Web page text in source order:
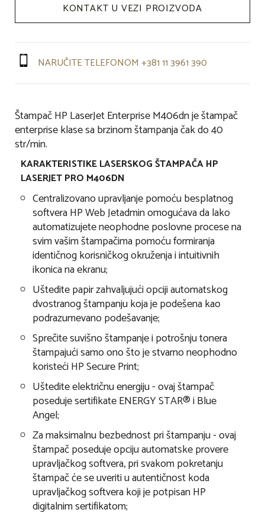
KONTAKT U VEZI PROIZVODA
NARUČITE TELEFONOM +381 11 3961 390
Štampač HP LaserJet Enterprise M406dn je štampač
enterprise klase sa brzinom štampanja čak do 40
str/min.
KARAKTERISTIKE LASERSKOG ŠTAMPAČA HP
LASERJET PRO M406DN
Centralizovano upravljanje pomoću besplatnog
softvera HP Web Jetadmin omogućava da lako
automatizujete neophodne poslovne procese na
svim vašim štampačima pomoću formiranja
identičnog korisničkog okruženja i intuitivnih
ikonica na ekranu;
Uštedite papir zahvaljujući opciji automatskog
dvostranog štampanju koja je podešena kao
podrazumevano podešavanje;
Sprečite suvišno štampanje i potrošnju tonera
štampajući samo ono što je stvarno neophodno
koristeći HP Secure Print;
Uštedite električnu energiju - ovaj štampač
poseduje sertifikate ENERGY STAR® i Blue
Angel;
Za maksimalnu bezbednost pri štampanju - ovaj
štampač poseduje opciju automatske provere
upravljačkog softvera, pri svakom pokretanju
štampač će se uveriti u autentičnost koda
upravljačkog softvera koji je potpisan HP
digitalnim sertifikatom;